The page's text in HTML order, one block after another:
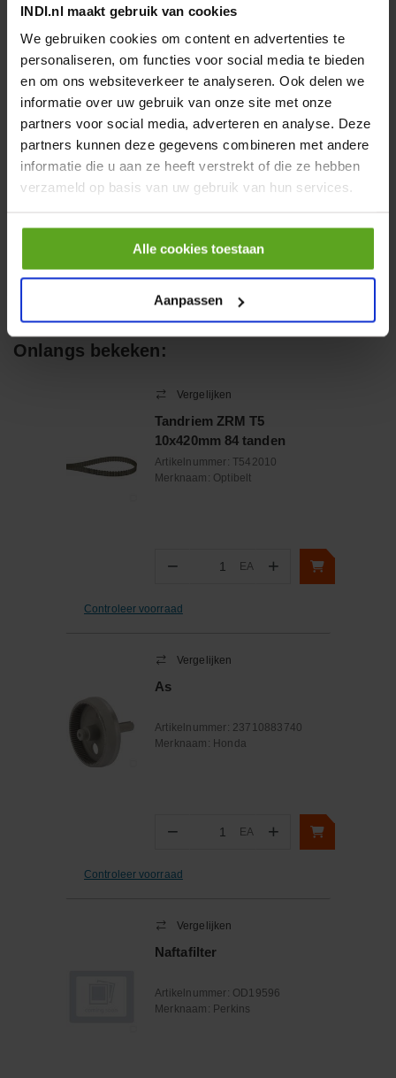
INDI.nl maakt gebruik van cookies
We gebruiken cookies om content en advertenties te
personaliseren, om functies voor social media te bieden
en om ons websiteverkeer te analyseren. Ook delen we
informatie over uw gebruik van onze site met onze
partners voor social media, adverteren en analyse. Deze
partners kunnen deze gegevens combineren met andere
informatie die u aan ze heeft verstrekt of die ze hebben
verzameld op basis van uw gebruik van hun services.
Alle cookies toestaan
Aanpassen
€ 19,99
− +
HP 12 MOTOR B14 380VAC
0,25KW
Artikelnummer:OK9HPA1240
Merknaam:Emmegi
− +
Onlangs bekeken:
Vergelijken
Tandriem ZRM T5
10x420mm 84 tanden
Artikelnummer: T542010
Merknaam: Optibelt
− Aantal
EA +
Controleer voorraad
Vergelijken
As
Artikelnummer: 23710883740
Merknaam: Honda
− Aantal
EA +
Controleer voorraad
Vergelijken
Naftafilter
Artikelnummer: OD19596
Merknaam: Perkins